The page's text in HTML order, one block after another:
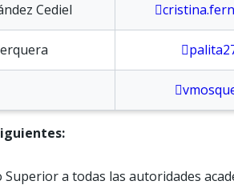
Cediel
a todas las autoridades